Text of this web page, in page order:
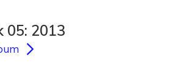
05: 2013